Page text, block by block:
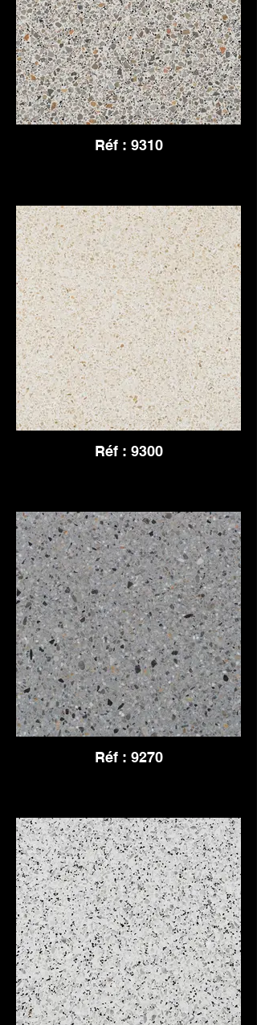
Réf : 9310
Réf : 9300
Réf : 9270